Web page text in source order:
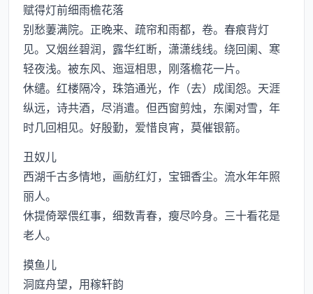
赋得灯前细雨檐花落
别愁萋满院。正晚来、疏帘和雨都，卷。春痕背灯
见。又烟丝碧润，露华红断，潇潇线线。绕回阑、寒
轻夜浅。被东风、迤逗相思，刚落檐花一片。
休缱。红楼隔冷，珠箔通光，作（去）成闺怨。天涯
纵远，诗共酒，尽消遣。但西窗剪烛，东阑对雪，年
时几回相见。好殷勤，爱惜良宵，莫催银箭。
丑奴儿
西湖千古多情地，画舫红灯，宝钿香尘。流水年年照
丽人。
休提倚翠偎红事，细数青春，瘦尽吟身。三十看花是
老人。
摸鱼儿
洞庭舟望，用稼轩韵